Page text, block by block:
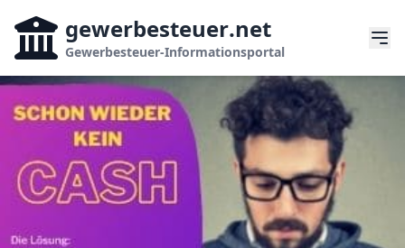
gewerbesteuer.net
Gewerbesteuer-Informationsportal